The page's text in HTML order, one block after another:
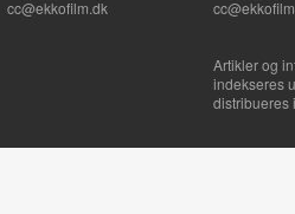
cc@ekkofilm.dk
Artikler og
indekseres
distribueres